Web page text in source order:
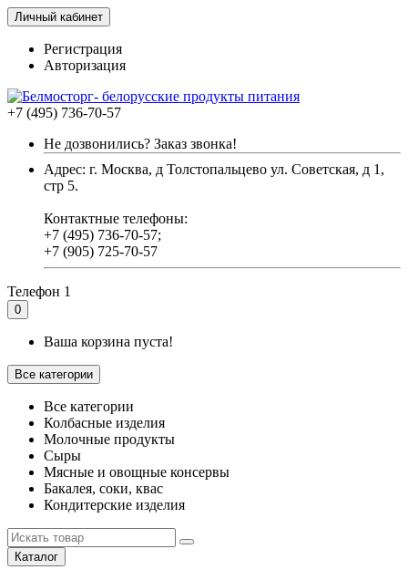
Личный кабинет
Регистрация
Авторизация
+7 (495) 736-70-57
Не дозвонились? Заказ звонка!
Адрес: г. Москва, д Толстопальцево ул. Советская, д 1,
стр 5.
Контактные телефоны:
+7 (495) 736-70-57;
+7 (905) 725-70-57
Телефон 1
0
Ваша корзина пуста!
Все категории
Все категории
Колбасные изделия
Молочные продукты
Сыры
Мясные и овощные консервы
Бакалея, соки, квас
Кондитерские изделия
Каталог